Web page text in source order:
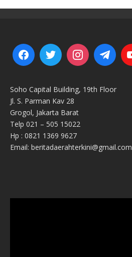
Soho Capital Building, 19th Floor
Jl. S. Parman Kav 28
Grogol, Jakarta Barat
Telp 021 – 505 15022
Hp : 0821 1369 9627
Email: beritadaerahterkini@gmail.com